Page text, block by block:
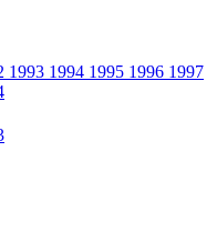
1993 1994 1995 1996 1997